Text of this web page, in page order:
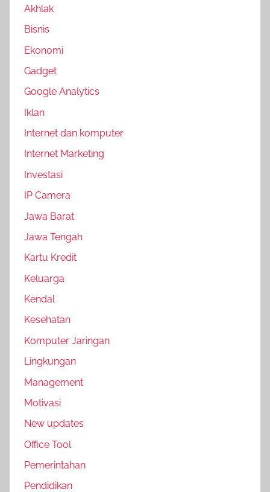
Akhlak
Bisnis
Ekonomi
Gadget
Google Analytics
Iklan
Internet dan komputer
Internet Marketing
Investasi
IP Camera
Jawa Barat
Jawa Tengah
Kartu Kredit
Keluarga
Kendal
Kesehatan
Komputer Jaringan
Lingkungan
Management
Motivasi
New updates
Office Tool
Pemerintahan
Pendidikan